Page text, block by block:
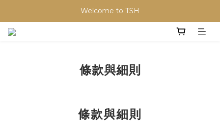
Welcome to TSH
條款與細則
條款與細則